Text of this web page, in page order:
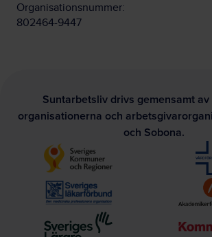
Organisationsnummer:
802464-9447
Suntarbetsliv drivs gemensamt
organisationerna och
och Sobona.